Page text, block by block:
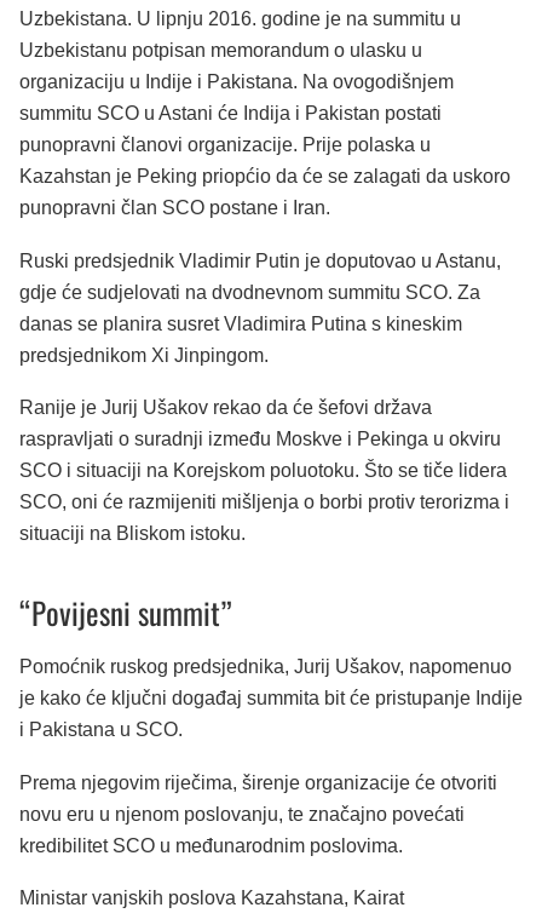
Uzbekistana. U lipnju 2016. godine je na summitu u
Uzbekistanu potpisan memorandum o ulasku u
organizaciju u Indije i Pakistana. Na ovogodišnjem
summitu SCO u Astani će Indija i Pakistan postati
punopravni članovi organizacije. Prije polaska u
Kazahstan je Peking priopćio da će se zalagati da uskoro
punopravni član SCO postane i Iran.
Ruski predsjednik Vladimir Putin je doputovao u Astanu,
gdje će sudjelovati na dvodnevnom summitu SCO. Za
danas se planira susret Vladimira Putina s kineskim
predsjednikom Xi Jinpingom.
Ranije je Jurij Ušakov rekao da će šefovi država
raspravljati o suradnji između Moskve i Pekinga u okviru
SCO i situaciji na Korejskom poluotoku. Što se tiče lidera
SCO, oni će razmijeniti mišljenja o borbi protiv terorizma i
situaciji na Bliskom istoku.
“Povijesni summit”
Pomoćnik ruskog predsjednika, Jurij Ušakov, napomenuo
je kako će ključni događaj summita bit će pristupanje Indije
i Pakistana u SCO.
Prema njegovim riječima, širenje organizacije će otvoriti
novu eru u njenom poslovanju, te značajno povećati
kredibilitet SCO u međunarodnim poslovima.
Ministar vanjskih poslova Kazahstana, Kairat